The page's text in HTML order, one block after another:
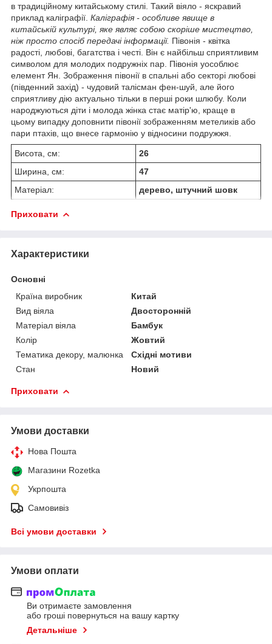
в традиційному китайському стилі. Такий віяло - яскравий
приклад каліграфії. Каліграфія - особливе явище в
китайській культурі, яке являє собою скоріше мистецтво,
ніж просто спосіб передачі інформації. Півонія - квітка
радості, любові, багатства і честі. Він є найбільш сприятливим
символом для молодих подружніх пар. Півонія уособлює
елемент Ян. Зображення півонії в спальні або секторі любові
(південний захід) - чудовий талісман фен-шуй, але його
сприятливу дію актуально тільки в перші роки шлюбу. Коли
народжуються діти і молода жінка стає матір'ю, краще в
цьому випадку доповнити півонії зображенням метеликів або
пари птахів, що внесе гармонію у відносини подружжя.
Висота, см:
26
Ширина, см:
47
Матеріал:
дерево, штучний шовк
Приховати
Характеристики
Основні
Країна виробник
Китай
Вид віяла
Двосторонній
Матеріал віяла
Бамбук
Колір
Жовтий
Тематика декору, малюнка
Східні мотиви
Стан
Новий
Приховати
Умови доставки
Нова Пошта
Магазини Rozetka
Укрпошта
Самовивіз
Всі умови доставки
Умови оплати
Ви отримаєте замовлення
або гроші повернуться на вашу картку
Детальніше